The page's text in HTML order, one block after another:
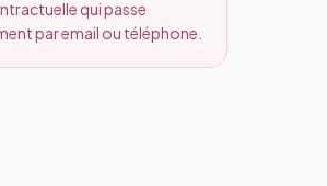
qui passe
par email ou téléphone.